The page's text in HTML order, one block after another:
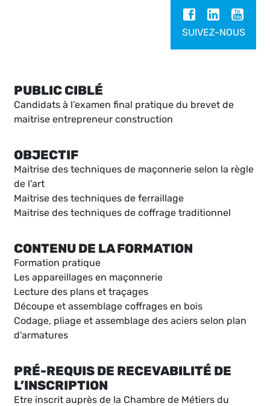
SUIVEZ-NOUS
PUBLIC CIBLÉ
Candidats à l’examen final pratique du brevet de
maitrise entrepreneur construction
OBJECTIF
Maitrise des techniques de maçonnerie selon la règle
de l'art
Maitrise des techniques de ferraillage
Maitrise des techniques de coffrage traditionnel
CONTENU DE LA FORMATION
Formation pratique
Les appareillages en maçonnerie
Lecture des plans et traçages
Découpe et assemblage coffrages en bois
Codage, pliage et assemblage des aciers selon plan
d'armatures
PRÉ-REQUIS DE RECEVABILITÉ DE
L’INSCRIPTION
Etre inscrit auprès de la Chambre de Métiers du